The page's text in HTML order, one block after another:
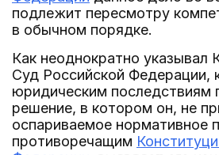
подлежит пересмотру
в обычном порядке.
Как неоднократно указывал
Суд Российской Федерации,
юридическим последствиям
решение, в котором он, не
оспариваемое нормативное
противоречащим